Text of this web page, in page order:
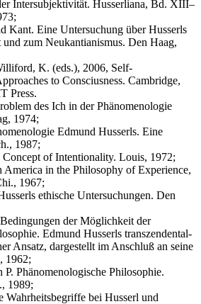
Intersubjektivität. Husserliana, Bd. XIII–
Kant. Eine Untersuchung über Husserls
zum Neukantianismus. Den Haag,
K. (eds.), 2006, Self-
to Consciusness. Cambridge,
Press.
des Ich in der Phänomenologie
1974;
Edmund Husserls. Eine
1987;
of Intentionality. Louis, 1972;
America in the Philosophy of Experience,
1967;
ethische Untersuchungen. Den
der Möglichkeit der
Edmund Husserls transzendental-
Ansatz, dargestellt im Anschluß an seine
1962;
P. Phänomenologische Philosophie.
1989;
Wahrheitsbegriffe bei Husserl und